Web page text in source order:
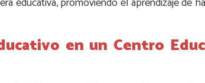
en un Centro